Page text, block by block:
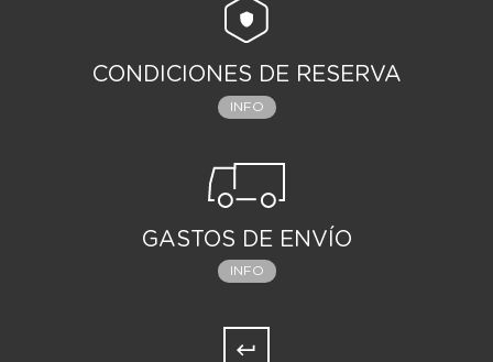
CONDICIONES DE RESERVA
INFO
GASTOS DE ENVÍO
INFO